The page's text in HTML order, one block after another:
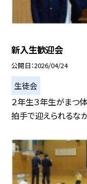
新入生歓迎会
公開日 2026/04/24
生徒会
２年生３年生がまつ
拍手で迎えられるな